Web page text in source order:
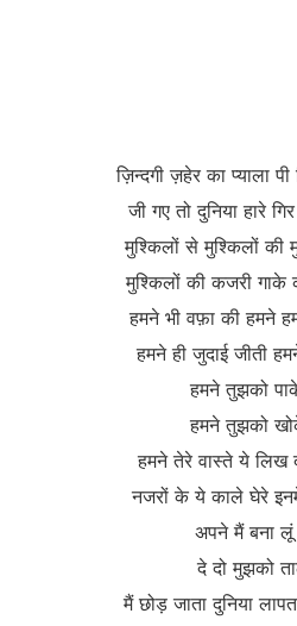
ज़िन्दगी ज़हेर का प्याला
जी गए तो दुनिया हारे
मुश्किलों से मुश्किलों की
मुश्किलों की कजरी गाके
हमने भी वफ़ा की हमने
हमने ही जुदाई जीती
हमने तुझको
हमने तुझको
हमने तेरे वास्ते ये लिख
नजरों के ये काले घेरे
अपने मैं बना लूं
दे दो मुझको
मैं छोड़ जाता दुनिया